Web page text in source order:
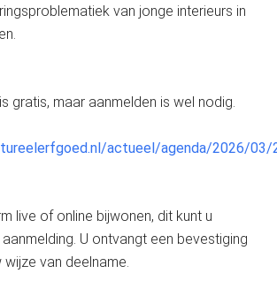
van jonge interieurs in
gratis, maar aanmelden is wel nodig.
actueel/agenda/2026/03/
live of online bijwonen, dit kunt u
U ontvangt een bevestiging
van deelname.